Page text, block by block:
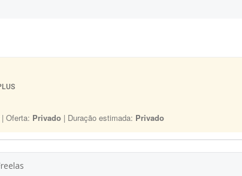
| Oferta: Privado | Duração estimada: Privado